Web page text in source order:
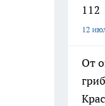
112
12
От